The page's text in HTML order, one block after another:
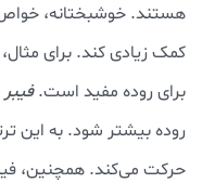
هستند. خوشبختانه، خواص
کمک زیادی کند. برای
برای روده مفید است.
روده بیشتر شود. به این
حرکت می‌کند. همچنین،